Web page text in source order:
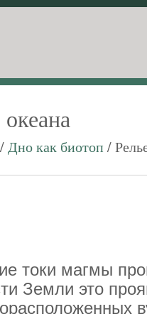
/Дно как биотоп /
токи магмы
Земли это